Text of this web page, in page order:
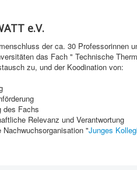
e.V.
der ca. 30 Professorinnen
das Fach " Technische
zu, und der Koodination von:
des Fachs
Relevanz und Verantwortung
"Junges